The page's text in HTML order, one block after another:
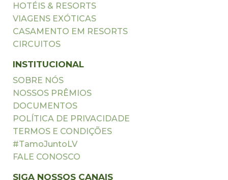
HOTÉIS & RESORTS
VIAGENS EXÓTICAS
CASAMENTO EM RESORTS
CIRCUITOS
INSTITUCIONAL
SOBRE NÓS
NOSSOS PRÊMIOS
DOCUMENTOS
POLÍTICA DE PRIVACIDADE
TERMOS E CONDIÇÕES
#TamoJuntoLV
FALE CONOSCO
SIGA NOSSOS CANAIS